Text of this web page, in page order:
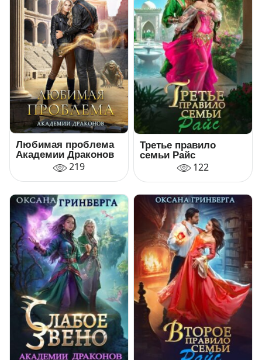
Любимая проблема
Академии Драконов
219
Третье правило
семьи Райс
122